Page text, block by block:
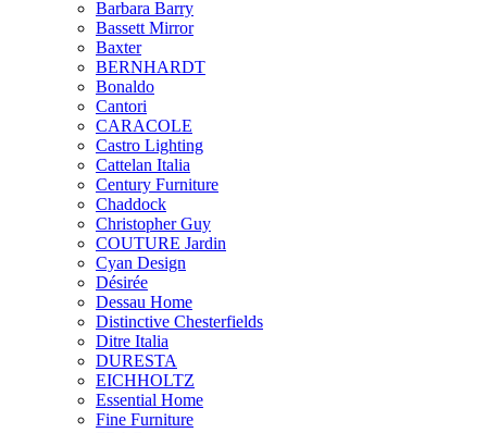
Barbara Barry
Bassett Mirror
Baxter
BERNHARDT
Bonaldo
Cantori
CARACOLE
Castro Lighting
Cattelan Italia
Century Furniture
Chaddock
Christopher Guy
COUTURE Jardin
Cyan Design
Désirée
Dessau Home
Distinctive Chesterfields
Ditre Italia
DURESTA
EICHHOLTZ
Essential Home
Fine Furniture